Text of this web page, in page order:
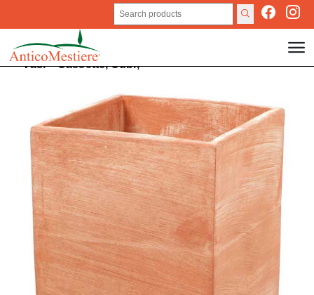
Vasi>Cassette,Cubi,